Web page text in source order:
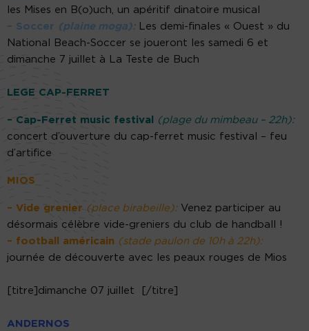
les Mises en B(o)uch, un apéritif dinatoire musical
– Soccer (plaine moga): Les demi-finales « Ouest » du
National Beach-Soccer se joueront les samedi 6 et
dimanche 7 juillet à La Teste de Buch
LEGE CAP-FERRET
– Cap-Ferret music festival
(plage du mimbeau – 22h):
concert d’ouverture du cap-ferret music festival – feu
d’artifice
MIOS
– Vide grenier (place birabeille):Venez participer au
désormais célèbre vide-greniers du club de handball !
– football américain (stade paulon de 10h à 22h):
journée de découverte avec les peaux rouges de Mios
[titre]dimanche 07 juillet [/titre]
ANDERNOS